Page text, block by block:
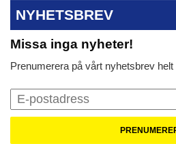
NYHETSBREV
Missa inga nyheter!
Prenumerera på vårt nyhetsbrev helt